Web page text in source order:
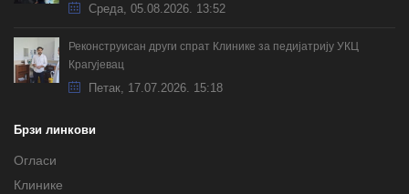
Cреда, 05.08.2026. 13:52
Реконструисан други спрат Клинике за педијатрију УКЦ
Крагујевац
Петак, 17.07.2026. 15:18
Брзи линкови
Огласи
Клинике